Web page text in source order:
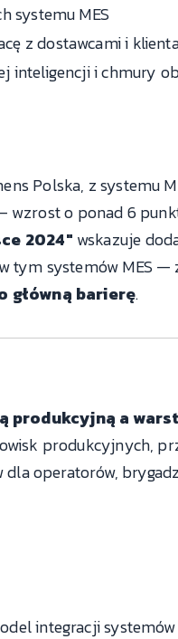
systemu MES
z dostawcami i
inteligencji i chmury
Polska, z systemu
wzrost o ponad 6
2024" wskazuje
tym systemów MES —
główną barierę.
produkcyjną a
produkcyjnych,
operatorów,
integracji